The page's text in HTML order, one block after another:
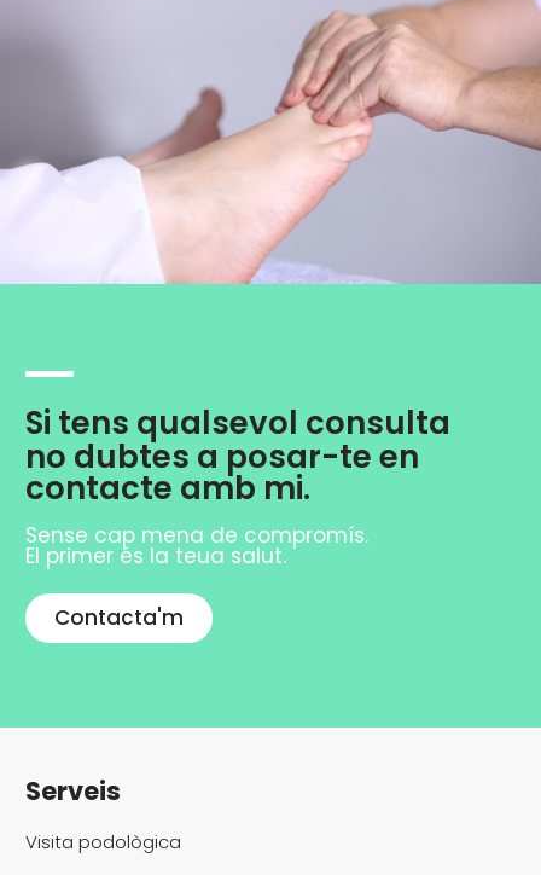
Si tens qualsevol consulta
no dubtes a posar-te en
contacte amb mi.
Sense cap mena de compromís.
El primer és la teua salut.
Contacta'm
Serveis
Visita podològica